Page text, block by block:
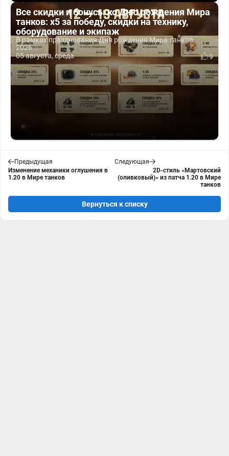
Все скидки и бонусы ко Дню рождения Мира
танков: x5 за победу, скидки на технику,
оборудование и экипаж
В рамках празднования Дня рождения Мира танков
2026...
05 августа, среда
9
Предыдущая
Изменение механики оглушения в
1.20 в Мире танков
Следующая
2D-стиль «Мартовский
(оливковый)» из патча 1.20 в Мире
танков
Вернуться к списку